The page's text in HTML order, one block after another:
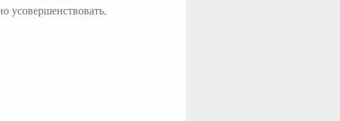
усовершенствовать,